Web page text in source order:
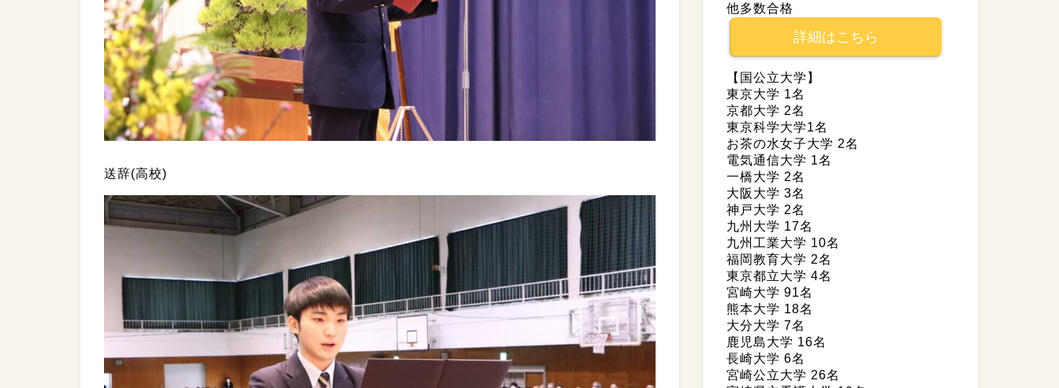
送辞(高校)
他多数合格
詳細はこちら
【国公立大学】
東京大学 1名
京都大学 2名
東京科学大学1名
お茶の水女子大学 2名
電気通信大学 1名
一橋大学 2名
大阪大学 3名
神戸大学 2名
九州大学 17名
九州工業大学 10名
福岡教育大学 2名
東京都立大学 4名
宮崎大学 91名
熊本大学 18名
大分大学 7名
鹿児島大学 16名
長崎大学 6名
宮崎公立大学 26名